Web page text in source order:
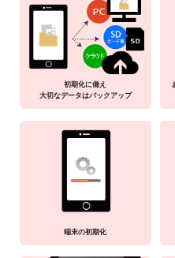
初期化に備え
大切なデータはバックアップ
端末の初期化